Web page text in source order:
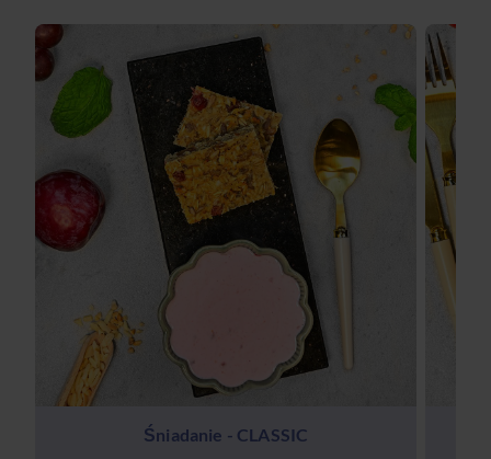
Śniadanie - CLASSIC